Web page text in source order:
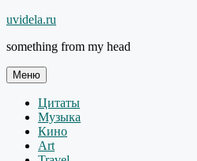
Перейти
содержимому
uvidela.ru
something from my head
Меню
Цитаты
Музыка
Кино
Art